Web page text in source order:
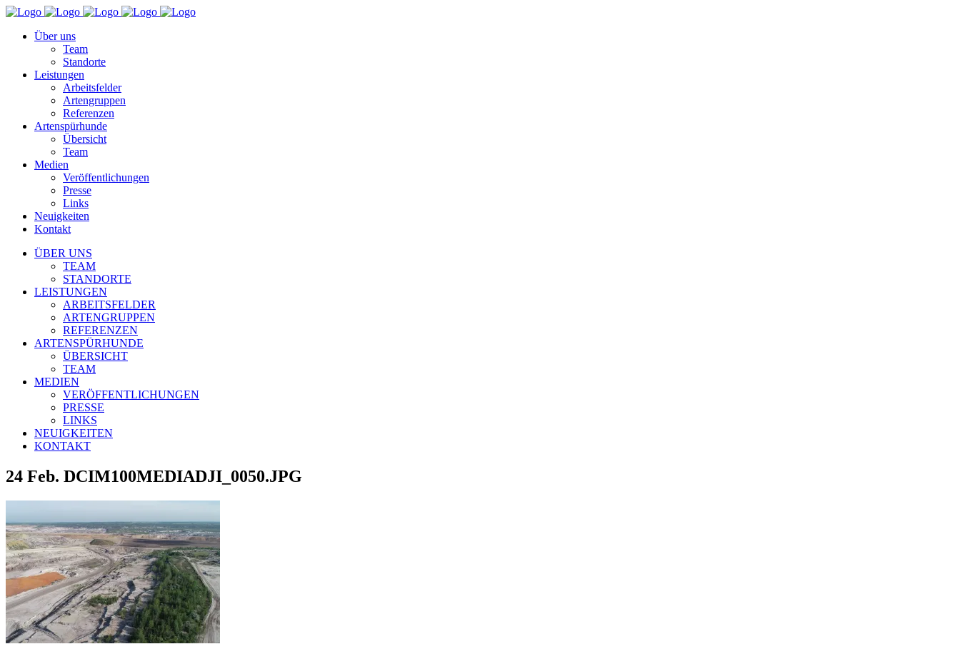
Über uns
Team
Standorte
Leistungen
Arbeitsfelder
Artengruppen
Referenzen
Artenspürhunde
Übersicht
Team
Medien
Veröffentlichungen
Presse
Links
Neuigkeiten
Kontakt
ÜBER UNS
TEAM
STANDORTE
LEISTUNGEN
ARBEITSFELDER
ARTENGRUPPEN
REFERENZEN
ARTENSPÜRHUNDE
ÜBERSICHT
TEAM
MEDIEN
VERÖFFENTLICHUNGEN
PRESSE
LINKS
NEUIGKEITEN
KONTAKT
24 Feb. DCIM100MEDIADJI_0050.JPG